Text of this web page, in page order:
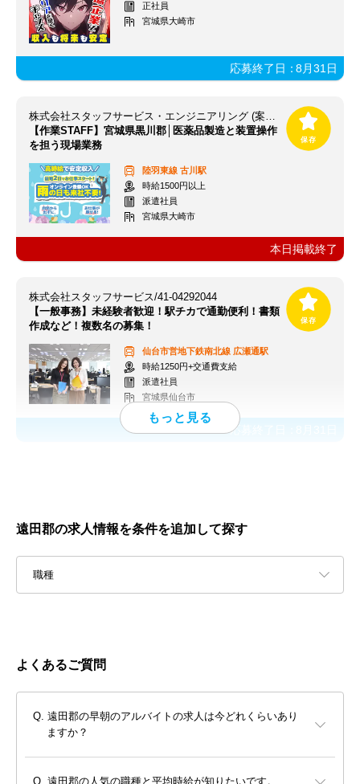
正社員
宮城県大崎市
応募終了日：8月31日
株式会社スタッフサービス・エンジニアリング (案件NO/sseA33688)
【作業STAFF】宮城県黒川郡│医薬品製造と装置操作
を担う現場業務
陸羽東線 古川駅
時給1500円以上
派遣社員
宮城県大崎市
本日掲載終了
株式会社スタッフサービス/41-04292044
【一般事務】未経験者歓迎！駅チカで通勤便利！書類
作成など！複数名の募集！
仙台市営地下鉄南北線 広瀬通駅
時給1250円+交通費支給
派遣社員
宮城県仙台市
応募終了日：
遠田郡の求人情報を条件を追加して探す
職種
よくあるご質問
遠田郡の早朝のアルバイトの求人は今どれくらいあり
ますか？
遠田郡の人気の職種と平均時給が知りたいです。